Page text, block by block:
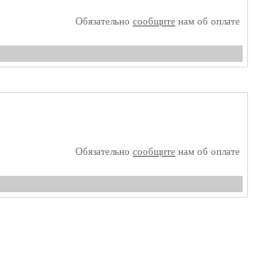
Обязательно сообщите нам об оплате
Обязательно сообщите нам об оплате